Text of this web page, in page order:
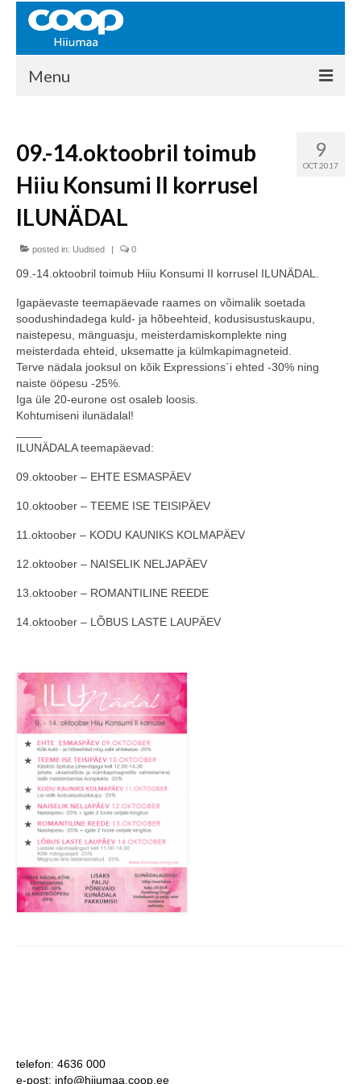
Menu
Kontakt
Liikmed
Ajalugu
KAUPLUSED
KAUBAMAJA
KAMPAANIAD
COOP KLIENDIKAART
KINKEKAART
PAKUME TÖÖD
HIIUMAA KÖÖK JA PAGAR
9
OCT 2017
09.-14.oktoobril toimub
Hiiu Konsumi II korrusel
ILUNÄDAL
posted in: Uudised | 0
09.-14.oktoobril toimub Hiiu Konsumi II korrusel ILUNÄDAL.
Igapäevaste teemapäevade raames on võimalik soetada
soodushindadega kuld- ja hõbeehteid, kodusisustuskaupu,
naistepesu, mänguasju, meisterdamiskomplekte ning
meisterdada ehteid, uksematte ja külmkapimagneteid.
Terve nädala jooksul on kõik Expressions`i ehted -30% ning
naiste ööpesu -25%.
Iga üle 20-eurone ost osaleb loosis.
Kohtumiseni ilunädalal!
ILUNÄDALA teemapäevad:
09.oktoober – EHTE ESMASPÄEV
10.oktoober – TEEME ISE TEISIPÄEV
11.oktoober – KODU KAUNIKS KOLMAPÄEV
12.oktoober – NAISELIK NELJAPÄEV
13.oktoober – ROMANTILINE REEDE
14.oktoober – LÕBUS LASTE LAUPÄEV
telefon: 4636 000
e-post: info@hiiumaa.coop.ee